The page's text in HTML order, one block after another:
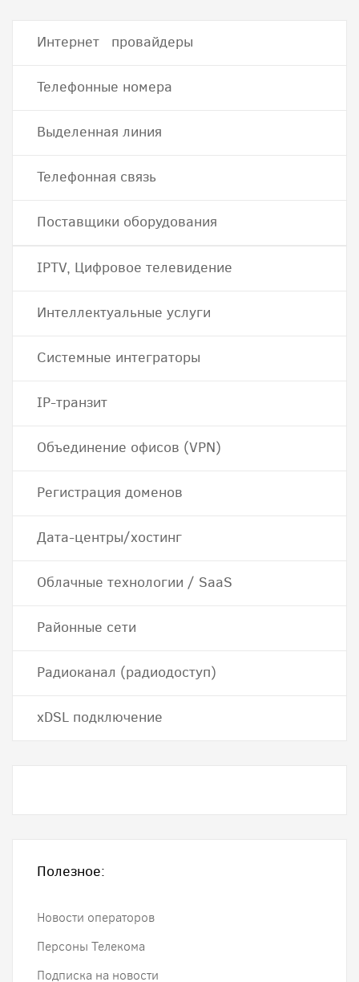
Интернет провайдеры
Телефонные номера
Выделенная линия
Телефонная связь
Поставщики оборудования
IPTV, Цифровое телевидение
Интеллектуальные услуги
Системные интеграторы
IP-транзит
Объединение офисов (VPN)
Регистрация доменов
Дата-центры/хостинг
Облачные технологии / SaaS
Районные сети
Радиоканал (радиодоступ)
хDSL подключение
Полезное:
Новости операторов
Персоны Телекома
Подписка на новости